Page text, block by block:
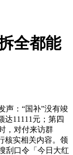
全都能
：“国补”没有竣
达11111元；第四
，对付来访群
核实相关内容。领
刮口令「今日大红